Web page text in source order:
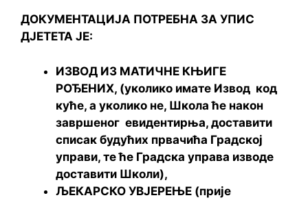
ДОКУМЕНТАЦИЈА ПОТРЕБНА ЗА УПИС
ДЈЕТЕТА ЈЕ:
ИЗВОД ИЗ МАТИЧНЕ КЊИГЕ
РОЂЕНИХ, (уколико имате Извод код
куће, а уколико не, Школа ће након
завршеног евидентирња, доставити
списак будућих првачића Градској
управи, те ће Градска управа изводе
доставити Школи),
ЉЕКАРСКО УВЈЕРЕЊЕ (прије